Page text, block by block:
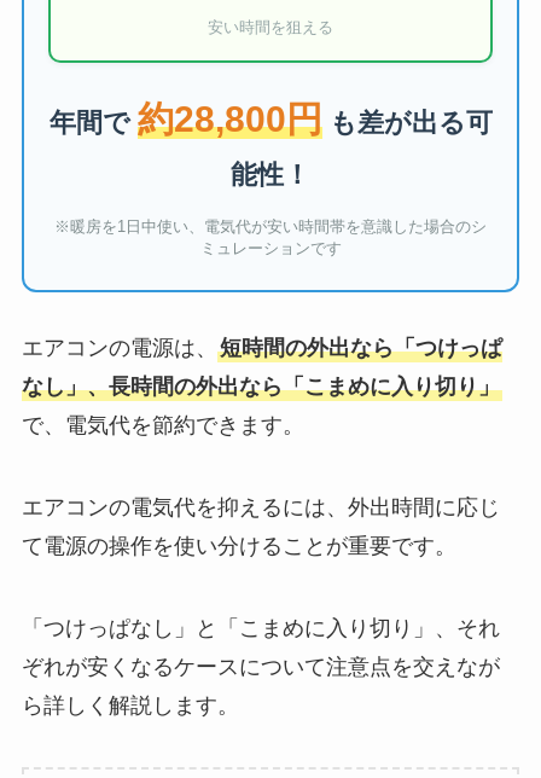
安い時間を狙える
年間で 約28,800円も差が出る可
能性！
※暖房を1日中使い、電気代が安い時間帯を意識した場合のシ
ミュレーションです
エアコンの電源は、 短時間の外出なら「つけっぱ
なし」、長時間の外出なら「こまめに入り切り」
で、電気代を節約できます。
エアコンの電気代を抑えるには、外出時間に応じ
て電源の操作を使い分けることが重要です。
「つけっぱなし」と「こまめに入り切り」、それ
ぞれが安くなるケースについて注意点を交えなが
ら詳しく解説します。